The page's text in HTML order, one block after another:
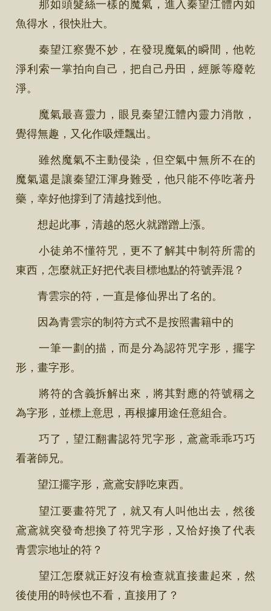
魚得水，很快壯大。
秦望江察覺不妙，在發現魔氣的瞬間，他乾
淨利索一掌拍向自己，把自己丹田，經脈等廢乾
淨。
魔氣最喜靈力，眼見秦望江體內靈力消散，
覺得無趣，又化作吸煙飄出。
雖然魔氣不主動侵染，但空氣中無所不在的
魔氣還是讓秦望江渾身難受，他只能不停吃著丹
藥，幸好他撐到了清越找到他。
想起此事，清越的怒火就蹭蹭上漲。
小徒弟不懂符咒，更不了解其中制符所需的
東西，怎麼就正好把代表目標地點的符號弄混？
青雲宗的符，一直是修仙界出了名的。
因為青雲宗的制符方式不是按照書籍中的
一筆一劃的描，而是分為認符咒字形，擺字
形，畫字形。
將符的含義拆解出來，將其對應的符號稱之
為字形，並標上意思，再根據用途任意組合。
巧了，望江翻書認符咒字形，鳶鳶乖乖巧巧
看著師兄。
望江擺字形，鳶鳶安靜吃東西。
望江要畫符咒了，就又有人叫他出去，然後
鳶鳶就突發奇想換了符咒字形，又恰好換了代表
青雲宗地址的符？
望江怎麼就正好沒有檢查就直接畫起來，然
後使用的時候也不看，直接用了？